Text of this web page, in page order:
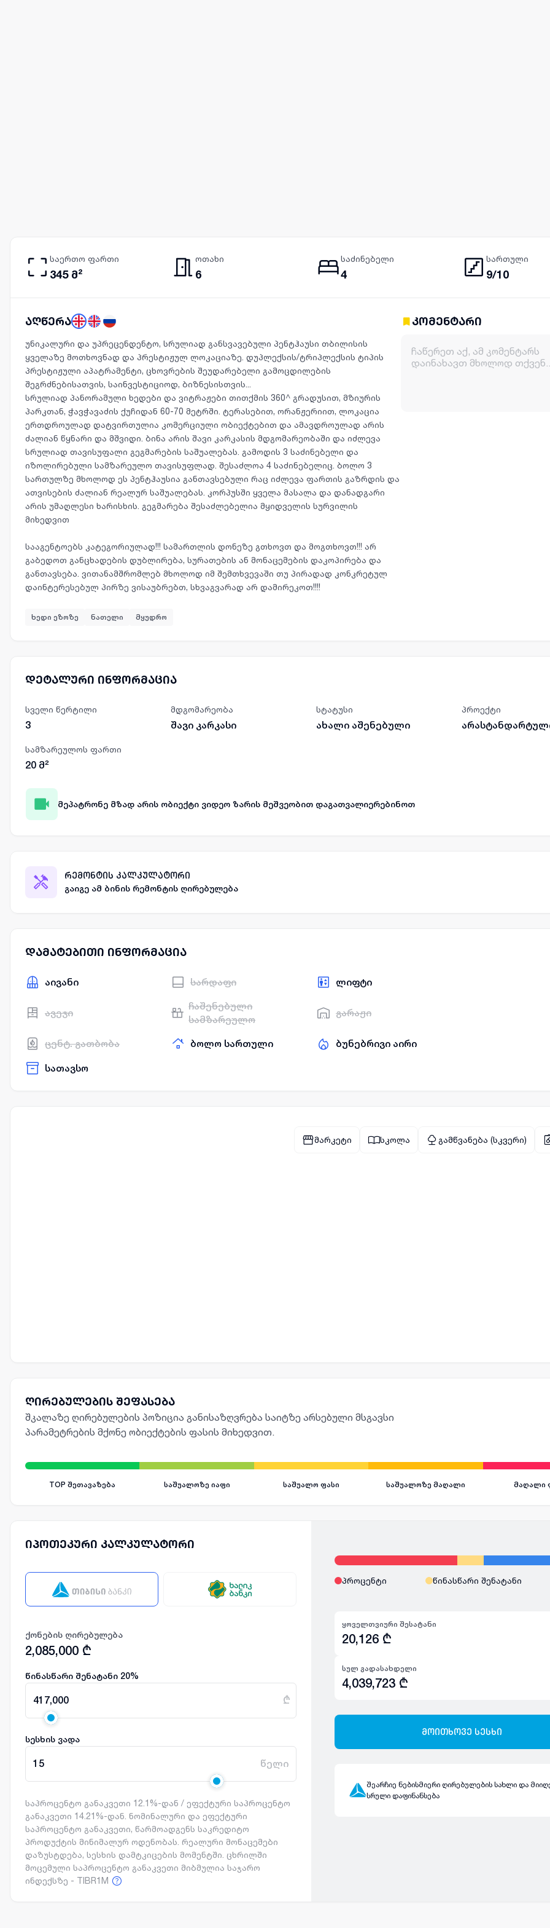
საერთო ფართი
345 მ²
ოთახი
6
საძინებელი
4
სართული
9/10
აღწერა
უნიკალური და უპრეცენდენტო, სრულიად განსვავებული პენტჰაუსი თბილისის
ყველაზე მოთხოვნად და პრესტიჟულ ლოკაციაზე. დუპლექსის/ტრიპლექსის ტიპის
პრესტიჟული აპატრამენტი, ცხოვრების შეუდარებელი გამოცდილების
შეგრძნებისათვის, საინვესტიციოდ, ბიზნესისთვის...
სრულიად პანორამული ხედები და ვიტრაჟები თითქმის 360^ გრადუსით, მზიურის
პარკთან, ჭავჭავაძის ქუჩიდან 60-70 მეტრში. ტერასებით, ორანჟერიით, ლოკაცია
ერთდროულად დატვირთულია კომერციული ობიექტებით და ამავდროულად არის
ძალიან წყნარი და მშვიდი. ბინა არის შავი კარკასის მდგომარეობაში და იძლევა
სრულიად თავისუფალი გეგმარების საშუალებას. გამოდის 3 საძინებელი და
იზოლირებული სამზარეულო თავისუფლად. შესაძლოა 4 საძინებელიც. ბოლო 3
სართულზე მხოლოდ ეს პენტჰაუსია განთავსებული რაც იძლევა ფართის გაზრდის და
ათვისების ძალიან რეალურ საშუალებას. კორპუსში ყველა მასალა და დანადგარი
არის უმაღლესი ხარისხის. გეგმარება შესაძლებელია მყიდველის სურვილის
მიხედვით
სააგენტოებს კატეგორიულად!!! სამართლის დონეზე გთხოვთ და მოგთხოვთ!!! არ
გაბედოთ განცხადების დუბლირება, სურათების ან მონაცემების დაკოპირება და
განთავსება. ვითანამშრომლებ მხოლოდ იმ შემთხვევაში თუ პირადად კონკრეტულ
დაინტერესებულ პირზე ვისაუბრებთ, სხვაგვარად არ დამირეკოთ!!!!
ხედი ეზოზე ნათელი მყუდრო
კომენტარი
დეტალური ინფორმაცია
სველი წერტილი
3
მდგომარეობა
შავი კარკასი
სტატუსი
ახალი აშენებული
პროექტი
სამზარეულოს ფართი
20 მ²
მეპატრონე მზად არის ობიექტი ვიდეო ზარის მეშვეობით დაგათვალიერებინოთ
რემონტის კალკულატორი
გაიგე ამ ბინის რემონტის ღირებულება
დამატებითი ინფორმაცია
აივანი სარდაფი ლიფტი
ავეჯი
ჩაშენებული
სამზარეულო
გარაჟი
ცენტ. გათბობა ბოლო სართული ბუნებრივი აირი
სათავსო
მარკეტი სკოლა გამწვანება (სკვერი)
ღირებულების შეფასება
შკალაზე ღირებულების პოზიცია განისაზღვრება საიტზე არსებული მსგავსი
პარამეტრების მქონე ობიექტების ფასის მიხედვით.
TOP შეთავაზება საშუალოზე იაფი საშუალო ფასი საშუალოზე მაღალი მაღალი
იპოთეკური კალკულატორი
ქონების ღირებულება
2,085,000 ₾
წინასწარი შენატანი 20%
417,000 ₾
სესხის ვადა
15 წელი
საპროცენტო განაკვეთი 12.1%-დან / ეფექტური საპროცენტო
განაკვეთი 14.21%-დან. ნომინალური და ეფექტური
საპროცენტო განაკვეთი, წარმოადგენს საკრედიტო
პროდუქტის მინიმალურ ოდენობას. რეალური მონაცემები
დაზუსტდება, სესხის დამტკიცების მომენტში. ცხრილში
მოცემული საპროცენტო განაკვეთი მიბმულია საჯარო
ინდექსზე - TIBR1M
პროცენტი წინასწარი შენატანი
ყოველთვიური შესატანი
20,126 ₾
სულ გადასახდელი
4,039,723 ₾
მოითხოვე სესხი
შეარჩიე ნებისმიერი ღირებულების სახლი და
სრული დაფინანსება